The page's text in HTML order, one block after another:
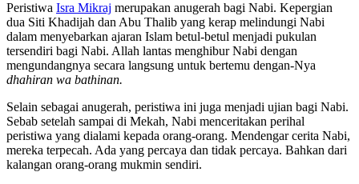
Peristiwa Isra Mikraj merupakan anugerah bagi Nabi. Kepergian
dua Siti Khadijah dan Abu Thalib yang kerap melindungi Nabi
dalam menyebarkan ajaran Islam betul-betul menjadi pukulan
tersendiri bagi Nabi. Allah lantas menghibur Nabi dengan
mengundangnya secara langsung untuk bertemu dengan-Nya
dhahiran wa bathinan.
Selain sebagai anugerah, peristiwa ini juga menjadi ujian bagi Nabi.
Sebab setelah sampai di Mekah, Nabi menceritakan perihal
peristiwa yang dialami kepada orang-orang. Mendengar cerita Nabi,
mereka terpecah. Ada yang percaya dan tidak percaya. Bahkan dari
kalangan orang-orang mukmin sendiri.